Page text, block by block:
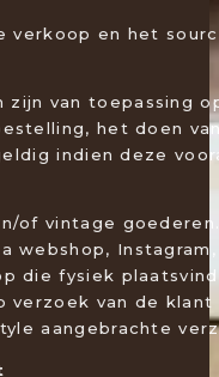
verkoop en het
zijn van toepassing
het doen
indien deze
of vintage
webshop,
die fysiek
verzoek van de
aangebrachte